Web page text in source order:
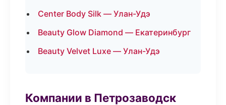
Center Body Silk — Улан-Удэ
Beauty Glow Diamond — Екатеринбург
Beauty Velvet Luxe — Улан-Удэ
Компании в Петрозаводск